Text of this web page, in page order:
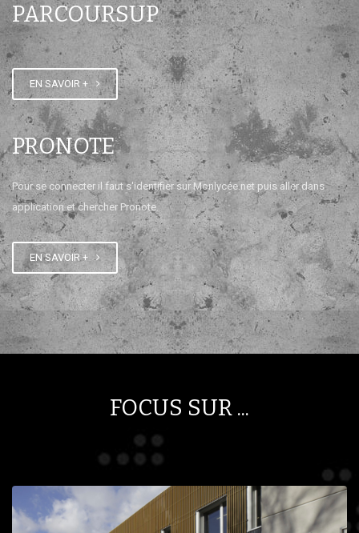
PARCOURSUP
EN SAVOIR +
PRONOTE
Pour se connecter il faut s'identifier sur Monlycée.net puis aller dans
application et chercher Pronote.
EN SAVOIR +
FOCUS SUR ...